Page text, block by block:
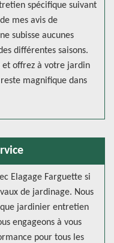
spécifique suivant
mes avis de
subisse aucunes
différentes saisons.
et offrez à votre jardin
magnifique dans
Elagage Farguette si
de jardinage. Nous
jardinier entretien
engageons à vous
pour tous les